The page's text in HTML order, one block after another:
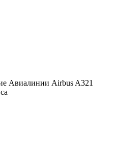
Авиалинии Airbus A321